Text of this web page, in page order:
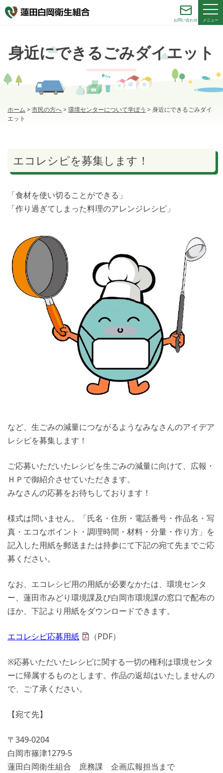
お問い合わせ メニュー
身近にできるごみダイエット
ホーム >市民の方へ>環境センターについて学ぼう >身近にできるごみダイ
エット
エコレシピを募集します！
「食材を使い切ることができる」
「作り過ぎてしまった料理のアレンジレシピ」
など、生ごみの減量につながるようなみなさんのアイデア
レシピを募集します！
ご応募いただいたレシピを生ごみの減量に向けて、広報・
ＨＰで御紹介させていただきます。
みなさんの応募をお待ちしております！
様式は問いません。「氏名・住所・電話番号・作品名・写
真・エコなポイント・調理時間・材料・分量・作り方」を
記入した用紙を郵送または持参にて下記の宛て先までご応
募ください。
なお、エコレシピ用の用紙が必要なかたは、環境センタ
ー、蓮田市みどり環境課及び白岡市環境課の窓口で配布の
ほか、下記より用紙をダウンロードできます。
エコレシピ応募用紙 （PDF）
※応募いただいたレシピに関する一切の権利は環境センタ
ーに帰属するものとします。作品の返却はいたしませんの
で、ご了承ください。
【宛て先】
〒349-0204
白岡市篠津1279-5
蓮田白岡衛生組合 庶務課 企画広報担当まで